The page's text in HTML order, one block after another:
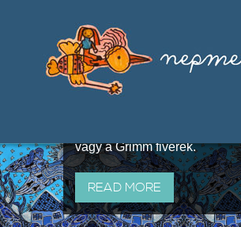
útján terjedő elbeszélésekből,
melyeket olyan ismert gyűjtők
állítottak össze, mint Benedek
vagy a Grimm fivérek.
READ MORE